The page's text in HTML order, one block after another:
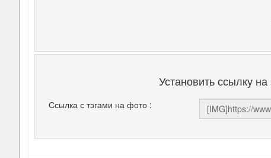
Установить ссылку
Ссылка с тэгами на фото :